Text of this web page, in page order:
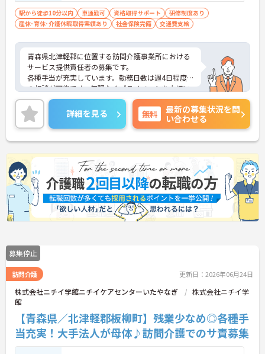
※PCスキル：文字入力程度の基本操作
駅から徒歩10分以内 車通勤可 資格取得サポート
研修制度あり
産休･育休･介護休暇取得実績あり
社会保険完備 交通費支給
青森県北津軽郡に位置する訪問介護事業所における
サービス提供責任者の募集です。
各種手当が充実しています。勤務日数は週4日程度で
の相談が可能です。無理なくプライベートを大切に
しながらご勤務いただけます。資格や経験を活かし
ながらご勤務いただける環境です。
ご興味のある方には、面接対策ポイントなど、さら
に詳細をご案内しますのでお気軽にご相談くださ
い！
詳細を見る 無料
最新の募集状況を問
い合わせる
募集停止
訪問介護 更新日：2026年06月24日
株式会社ニチイ学館ニチイケアセンターいたやなぎ
株式会社ニチイ学
館
【青森県／北津軽郡板柳町】残業少なめ◎各種手
当充実！大手法人が母体♪訪問介護でのサ責募集